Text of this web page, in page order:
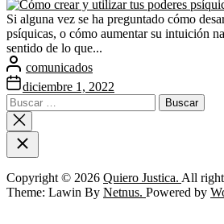
Si alguna vez se ha preguntado cómo
psíquicas, o cómo aumentar su intuición
sentido de lo que...
comunicados
diciembre 1, 2022
Buscar:
Copyright © 2026 Quiero Justica. All
Theme: Lawin By Netnus. Powered by